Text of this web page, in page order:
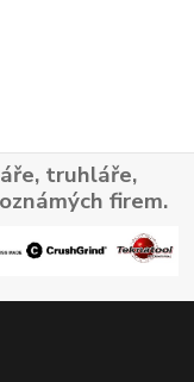
truhláře,
firem.